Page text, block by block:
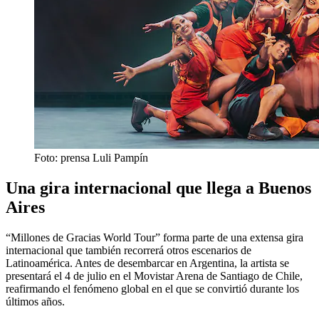
Foto: prensa Luli Pampín
Una gira internacional que llega a Buenos
Aires
“Millones de Gracias World Tour” forma parte de una extensa gira
internacional que también recorrerá otros escenarios de
Latinoamérica. Antes de desembarcar en Argentina, la artista se
presentará el 4 de julio en el Movistar Arena de Santiago de Chile,
reafirmando el fenómeno global en el que se convirtió durante los
últimos años.